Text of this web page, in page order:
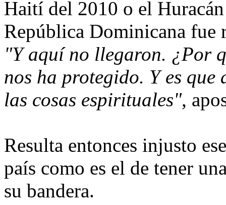
Haití del 2010 o el
República Dominicana fue
"Y aquí no llegaron. ¿Por
nos ha protegido. Y es que
las cosas espirituales",
Resulta entonces injusto
país como es el de tener
su bandera.